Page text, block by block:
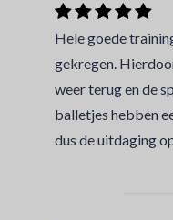
Hele goede
gekregen.
weer terug en de
balletjes hebben
dus de uitdaging